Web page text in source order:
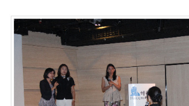
포
털